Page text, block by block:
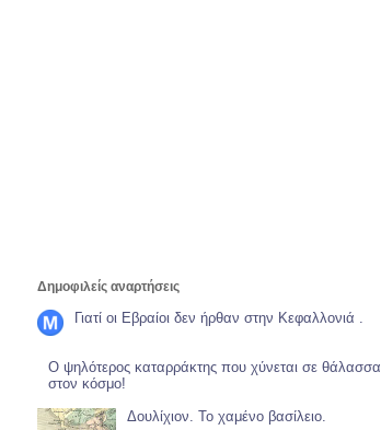
Δημοφιλείς αναρτήσεις
Γιατί οι Εβραίοι δεν ήρθαν στην Κεφαλλονιά .
Ο ψηλότερος καταρράκτης που χύνεται σε θάλασσα
στον κόσμο!
Δουλίχιον. Το χαμένο βασίλειο.